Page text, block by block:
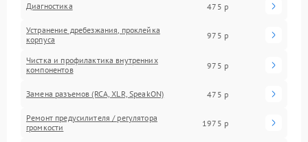
Диагностика 475 р
Устранение дребезжания, проклейка
корпуса
975 р
Чистка и профилактика внутренних
компонентов
975 р
Замена разъемов (RCA, XLR, SpeakON) 475 р
Ремонт предусилителя / регулятора
громкости
1975 р